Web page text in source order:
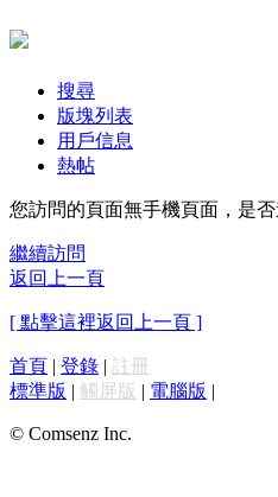
搜尋
版塊列表
用戶信息
熱帖
您訪問的頁面無手機頁面，是
繼續訪問
返回上一頁
[ 點擊這裡返回上一頁 ]
首頁 | 登錄 | 註冊
標準版 | 觸屏版 | 電腦版 |
© Comsenz Inc.